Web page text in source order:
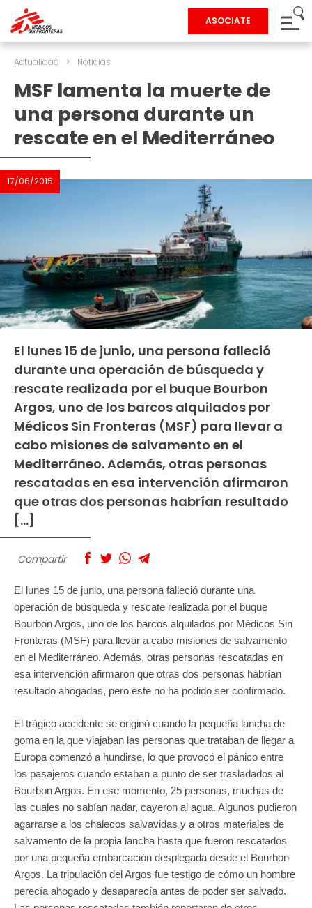
ASOCIATE
Actualidad > Noticias
MSF lamenta la muerte de
una persona durante un
rescate en el Mediterráneo
17/06/2015
El lunes 15 de junio, una persona falleció
durante una operación de búsqueda y
rescate realizada por el buque Bourbon
Argos, uno de los barcos alquilados por
Médicos Sin Fronteras (MSF) para llevar a
cabo misiones de salvamento en el
Mediterráneo. Además, otras personas
rescatadas en esa intervención afirmaron
que otras dos personas habrían resultado
[…]
Compartir
El lunes 15 de junio, una persona falleció durante una
operación de búsqueda y rescate realizada por el buque
Bourbon Argos, uno de los barcos alquilados por Médicos Sin
Fronteras (MSF) para llevar a cabo misiones de salvamento
en el Mediterráneo. Además, otras personas rescatadas en
esa intervención afirmaron que otras dos personas habrían
resultado ahogadas, pero este no ha podido ser confirmado.
El trágico accidente se originó cuando la pequeña lancha de
goma en la que viajaban las personas que trataban de llegar a
Europa comenzó a hundirse, lo que provocó el pánico entre
los pasajeros cuando estaban a punto de ser trasladados al
Bourbon Argos. En ese momento, 25 personas, muchas de
las cuales no sabían nadar, cayeron al agua. Algunos pudieron
agarrarse a los chalecos salvavidas y a otros materiales de
salvamento de la propia lancha hasta que fueron rescatados
por una pequeña embarcación desplegada desde el Bourbon
Argos. La tripulación del Argos fue testigo de cómo un hombre
perecía ahogado y desaparecía antes de poder ser salvado.